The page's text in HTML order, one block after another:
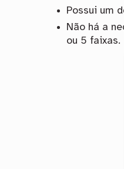
Possui um
Não há a
ou 5 faixas.